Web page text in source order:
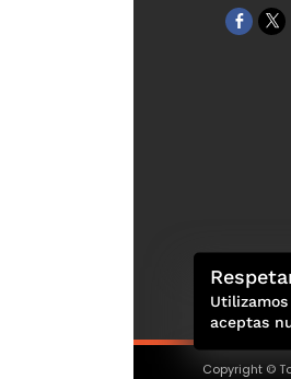
Copyright ©
aceptas